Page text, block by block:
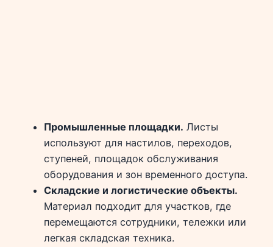
Промышленные площадки. Листы
используют для настилов, переходов,
ступеней, площадок обслуживания
оборудования и зон временного доступа.
Складские и логистические объекты.
Материал подходит для участков, где
перемещаются сотрудники, тележки или
легкая складская техника.